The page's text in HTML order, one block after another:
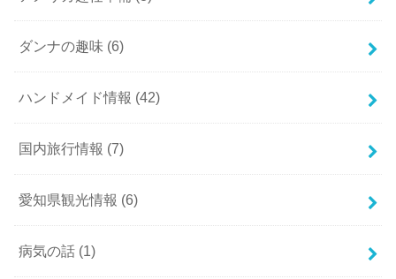
ダンナの趣味 (6)
ハンドメイド情報 (42)
国内旅行情報 (7)
愛知県観光情報 (6)
病気の話 (1)